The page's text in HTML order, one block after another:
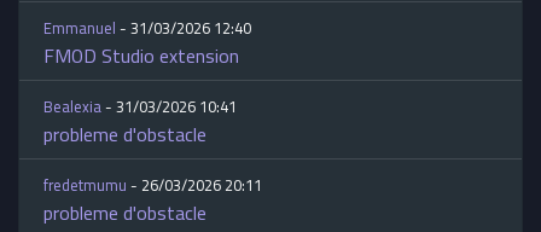
Emmanuel- 31/03/2026 12:40
FMOD Studio extension
Bealexia- 31/03/2026 10:41
probleme d'obstacle
fredetmumu- 26/03/2026 20:11
probleme d'obstacle